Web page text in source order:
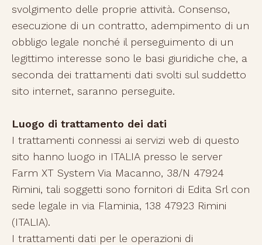
svolgimento delle proprie attività. Consenso,
esecuzione di un contratto, adempimento di un
obbligo legale nonché il perseguimento di un
legittimo interesse sono le basi giuridiche che, a
seconda dei trattamenti dati svolti sul suddetto
sito internet, saranno perseguite.
Luogo di trattamento dei dati
I trattamenti connessi ai servizi web di questo
sito hanno luogo in ITALIA presso le server
Farm XT System Via Macanno, 38/N 47924
Rimini, tali soggetti sono fornitori di Edita Srl con
sede legale in via Flaminia, 138 47923 Rimini
(ITALIA).
I trattamenti dati per le operazioni di